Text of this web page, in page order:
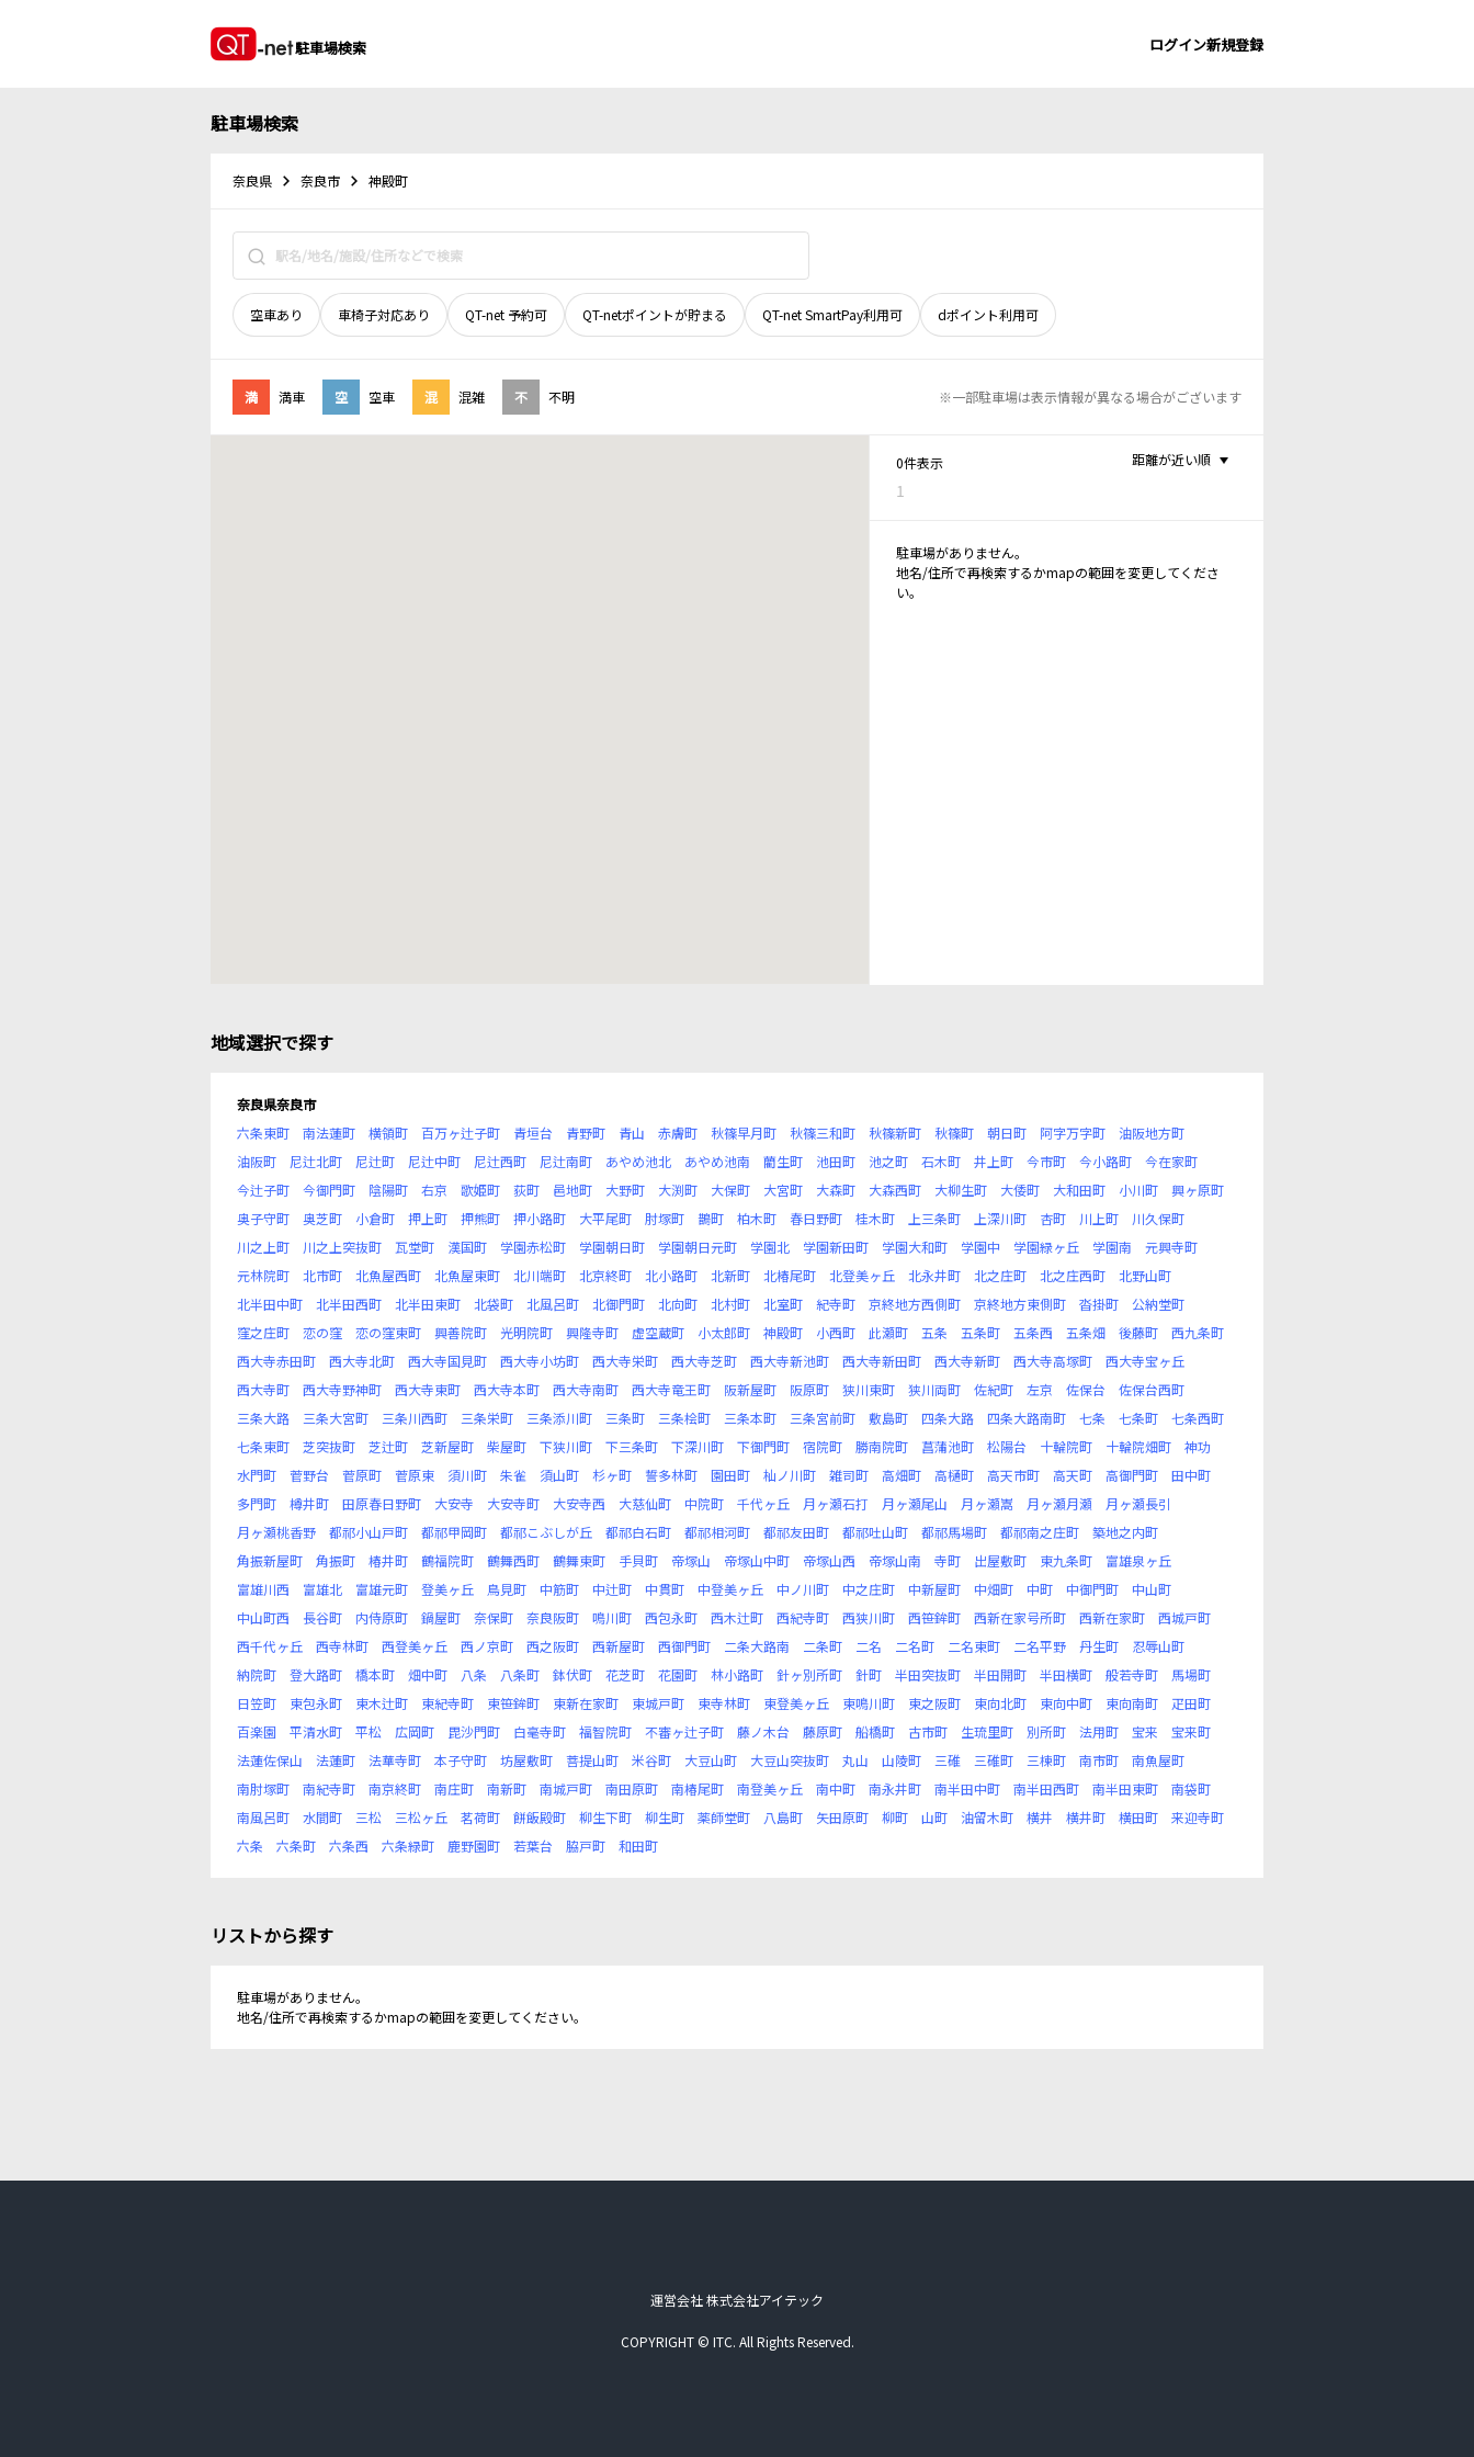
駐車場検索 ログイン新規登録
駐車場検索
奈良県 奈良市 神殿町
空車あり 車椅子対応あり QT-net 予約可 QT-netポイントが貯まる QT-net SmartPay利用可 dポイント利用可
満 満車 空 空車 混 混雑 不 不明 ※一部駐車場は表示情報が異なる場合がございます
0件表示
1
距離が近い順
駐車場がありません。
地名/住所で再検索するかmapの範囲を変更してくださ
い。
地域選択で探す
奈良県奈良市
六条東町
南法蓮町 横領町 百万ヶ辻子町 青垣台 青野町 青山 赤膚町 秋篠早月町 秋篠三和町 秋篠新町 秋篠町 朝日町 阿字万字町
油阪地方町
油阪町
尼辻北町 尼辻町 尼辻中町 尼辻西町 尼辻南町 あやめ池北 あやめ池南 藺生町 池田町 池之町 石木町 井上町 今市町 今小路町
今在家町
今辻子町
今御門町 陰陽町 右京 歌姫町 荻町 邑地町 大野町 大渕町 大保町 大宮町 大森町 大森西町 大柳生町 大倭町 大和田町 小川町
興ヶ原町
奥子守町
奥芝町 小倉町 押上町 押熊町 押小路町 大平尾町 肘塚町 鵲町 柏木町 春日野町 桂木町 上三条町 上深川町 杏町 川上町
川久保町
川之上町
川之上突抜町 瓦堂町 漢国町 学園赤松町 学園朝日町 学園朝日元町 学園北 学園新田町 学園大和町 学園中 学園緑ヶ丘 学園南
元興寺町
元林院町
北市町 北魚屋西町 北魚屋東町 北川端町 北京終町 北小路町 北新町 北椿尾町 北登美ヶ丘 北永井町 北之庄町 北之庄西町
北野山町
北半田中町
北半田西町 北半田東町 北袋町 北風呂町 北御門町 北向町 北村町 北室町 紀寺町 京終地方西側町 京終地方東側町 沓掛町
公納堂町
窪之庄町
恋の窪 恋の窪東町 興善院町 光明院町 興隆寺町 虚空蔵町 小太郎町 神殿町 小西町 此瀬町 五条 五条町 五条西 五条畑 後藤町
西九条町
西大寺赤田町
西大寺北町 西大寺国見町 西大寺小坊町 西大寺栄町 西大寺芝町 西大寺新池町 西大寺新田町 西大寺新町 西大寺高塚町
西大寺宝ヶ丘
西大寺町
西大寺野神町 西大寺東町 西大寺本町 西大寺南町 西大寺竜王町 阪新屋町 阪原町 狭川東町 狭川両町 佐紀町 左京 佐保台
佐保台西町
三条大路
三条大宮町 三条川西町 三条栄町 三条添川町 三条町 三条桧町 三条本町 三条宮前町 敷島町 四条大路 四条大路南町 七条 七条町
七条西町
七条東町
芝突抜町 芝辻町 芝新屋町 柴屋町 下狭川町 下三条町 下深川町 下御門町 宿院町 勝南院町 菖蒲池町 松陽台 十輪院町 十輪院畑町
神功
水門町
菅野台 菅原町 菅原東 須川町 朱雀 須山町 杉ヶ町 誓多林町 園田町 杣ノ川町 雑司町 高畑町 高樋町 高天市町 高天町 高御門町
田中町
多門町
樽井町 田原春日野町 大安寺 大安寺町 大安寺西 大慈仙町 中院町 千代ヶ丘 月ヶ瀬石打 月ヶ瀬尾山 月ヶ瀬嵩 月ヶ瀬月瀬
月ヶ瀬長引
月ヶ瀬桃香野
都祁小山戸町 都祁甲岡町 都祁こぶしが丘 都祁白石町 都祁相河町 都祁友田町 都祁吐山町 都祁馬場町 都祁南之庄町
築地之内町
角振新屋町
角振町 椿井町 鶴福院町 鶴舞西町 鶴舞東町 手貝町 帝塚山 帝塚山中町 帝塚山西 帝塚山南 寺町 出屋敷町 東九条町
富雄泉ヶ丘
富雄川西
富雄北 富雄元町 登美ヶ丘 鳥見町 中筋町 中辻町 中貫町 中登美ヶ丘 中ノ川町 中之庄町 中新屋町 中畑町 中町 中御門町
中山町
中山町西
長谷町 内侍原町 鍋屋町 奈保町 奈良阪町 鳴川町 西包永町 西木辻町 西紀寺町 西狭川町 西笹鉾町 西新在家号所町 西新在家町
西城戸町
西千代ヶ丘
西寺林町 西登美ヶ丘 西ノ京町 西之阪町 西新屋町 西御門町 二条大路南 二条町 二名 二名町 二名東町 二名平野 丹生町
忍辱山町
納院町
登大路町 橋本町 畑中町 八条 八条町 鉢伏町 花芝町 花園町 林小路町 針ヶ別所町 針町 半田突抜町 半田開町 半田横町 般若寺町
馬場町
日笠町
東包永町 東木辻町 東紀寺町 東笹鉾町 東新在家町 東城戸町 東寺林町 東登美ヶ丘 東鳴川町 東之阪町 東向北町 東向中町 東向南町
疋田町
百楽園
平清水町 平松 広岡町 毘沙門町 白毫寺町 福智院町 不審ヶ辻子町 藤ノ木台 藤原町 船橋町 古市町 生琉里町 別所町 法用町 宝来
宝来町
法蓮佐保山
法蓮町 法華寺町 本子守町 坊屋敷町 菩提山町 米谷町 大豆山町 大豆山突抜町 丸山 山陵町 三碓 三碓町 三棟町 南市町
南魚屋町
南肘塚町
南紀寺町 南京終町 南庄町 南新町 南城戸町 南田原町 南椿尾町 南登美ヶ丘 南中町 南永井町 南半田中町 南半田西町 南半田東町
南袋町
南風呂町
水間町 三松 三松ヶ丘 茗荷町 餅飯殿町 柳生下町 柳生町 薬師堂町 八島町 矢田原町 柳町 山町 油留木町 横井 横井町 横田町
来迎寺町
六条
六条町 六条西 六条緑町 鹿野園町 若葉台 脇戸町 和田町
リストから探す
駐車場がありません。
地名/住所で再検索するかmapの範囲を変更してください。
運営会社 株式会社アイテック
COPYRIGHT © ITC. All Rights Reserved.